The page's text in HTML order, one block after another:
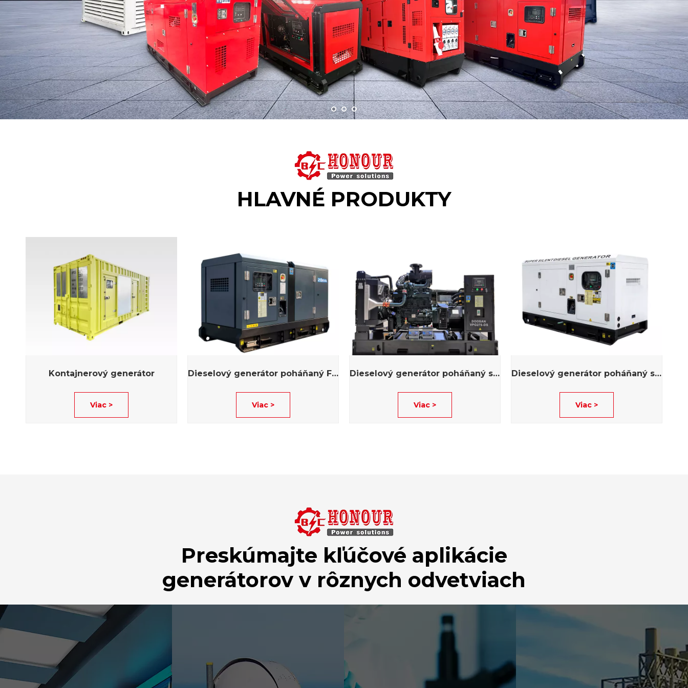
HLAVNÉ PRODUKTY
Kontajnerový generátor
Viac >
Dieselový generátor poháňaný FAWDE
Viac >
Dieselový generátor poháňaný spoločnosťou Doosan
Viac >
Dieselový generátor poháňaný spoločnosťou WeiChai
Viac >
Preskúmajte kľúčové aplikácie
generátorov v rôznych odvetviach
DÁTOVÉ
OBRANA
ZDRAVOT
PRIEMYSE